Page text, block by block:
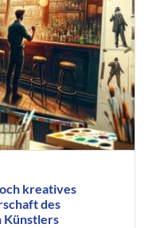
kreatives
des
Künstlers